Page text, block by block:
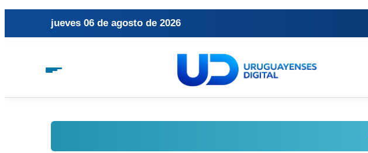
jueves 06 de agosto de 2026